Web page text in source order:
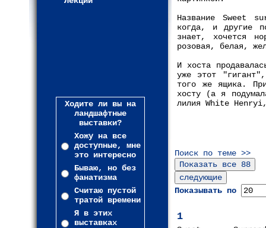
Ходите ли вы на
ландшафтные
выставки?
Хожу на все
доступные, мне
это интересно
Бываю, но без
фанатизма
Считаю пустой
тратой времени
Я в этих
выставках
Название Sweet
когда, и другие
знает, хочется
розовая, белая,
И хоста
уже этот
того же ящика.
хосту (а я
лилия White
Поиск по теме >>
Показывать по
1